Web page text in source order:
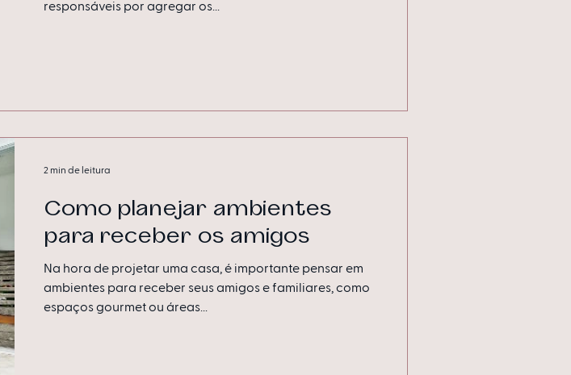
responsáveis por agregar os...
Como planejar ambientes
para receber os amigos
Na hora de projetar uma casa, é importante pensar em
ambientes para receber seus amigos e familiares, como
espaços gourmet ou áreas...
2 min de leitura